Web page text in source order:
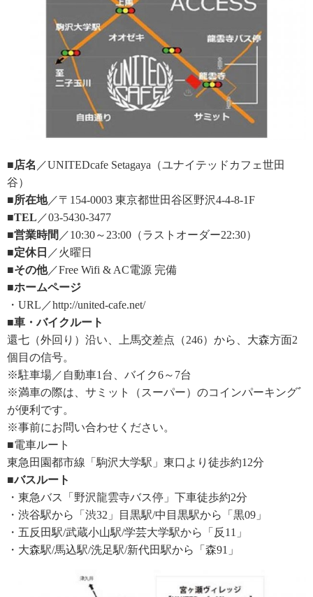
■店名 ／UNITEDcafe Setagaya（ユナイテッドカフェ世田
谷）
■所在地／〒154-0003 東京都世田谷区野沢4-4-8-1F
■TEL ／03-5430-3477
■営業時間 ／10:30～23:00（ラストオーダー22:30）
■定休日 ／火曜日
■その他／Free Wifi & AC電源 完備
■ホームページ
・URL／http://united-cafe.net/
■車・バイクルート
還七（外回り）沿い、上馬交差点（246）から、大森方面2
個目の信号。
※駐車場／自動車1台、バイク6～7台
※満車の際は、サミット（スーパー）のコインパーキングﾞ
が便利です。
※事前にお問い合わせください。
■電車ルート
東急田園都市線「駒沢大学駅」東口より徒歩約12分
■バスルート
・東急バス「野沢龍雲寺バス停」下車徒歩約2分
・渋谷駅から「渋32」目黒駅/中目黒駅から「黒09」
・五反田駅/武蔵小山駅/学芸大学駅から「反11」
・大森駅/馬込駅/洗足駅/新代田駅から「森91」